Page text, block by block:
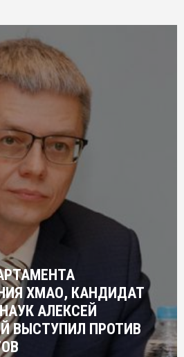
ХМАО, КАНДИДАТ
АЛЕКСЕЙ
ВЫСТУПИЛ ПРОТИВ